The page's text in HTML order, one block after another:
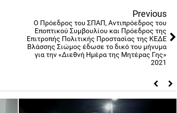
Previous
Ο Πρόεδρος του ΣΠΑΠ, Αντιπρόεδρος του
Εποπτικού Συμβουλίου και Πρόεδρος της
Επιτροπής Πολιτικής Προστασίας της ΚΕΔΕ
Βλάσσης Σιώμος έδωσε το δικό του μήνυμα
για την «Διεθνή Ημέρα της Μητέρας Γης»
2021